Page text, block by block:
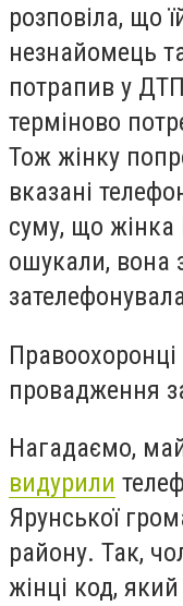
розповіла, що
незнайомець
потрапив у
терміново
Тож жінку
вказані
суму, що жінка
ошукали, вона
провадження
Нагадаємо,
видурили
Ярунської
району. Так,
жінці код,